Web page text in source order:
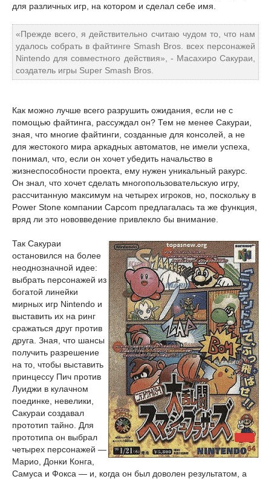
для различных игр, на котором и сделал себе имя.
«Прежде всего, я действительно считаю чудом то, что нам
удалось собрать в файтинге Smash Bros. всех персонажей
Nintendo для совместного действия», - Масахиро Сакураи,
создатель игры Super Smash Bros.
Как можно лучше всего разрушить ожидания, если не с
помощью файтинга, рассуждал он? Тем не менее Сакураи,
зная, что многие файтинги, созданные для консолей, а не
для жестокого мира аркадных автоматов, не имели успеха,
понимал, что, если он хочет убедить начальство в
жизнеспособности проекта, ему нужен уникальный ракурс.
Он знал, что хочет сделать многопользовательскую игру,
рассчитанную максимум на четырех игроков, но, поскольку в
Power Stone компании Capcom предлагалась та же функция,
вряд ли это нововведение привлекло бы внимание.
Так Сакураи
остановился на более
неоднозначной идее:
выбрать персонажей из
богатой линейки
мирных игр Nintendo и
выставить их на ринг
сражаться друг против
друга. Зная, что шансы
получить разрешение
на то, чтобы выставить
принцессу Пич против
Луиджи в кулачном
поединке, невелики,
Сакураи создавал
прототип тайно. Для
прототипа он выбрал
четырех персонажей —
Марио, Донки Конга,
Самуса и Фокса — и, когда он был доволен результатом, а